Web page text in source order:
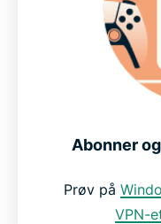
Beskytt dataene
Dette sier våre
Ofte stilte
ExpressVPN for
Abonner
Prøv på
VPN-